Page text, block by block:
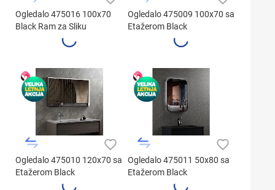
Ogledalo 475016 100x70
Black Ram za Sliku
Ogledalo 475009 100x70 sa
Etažerom Black
Ogledalo 475010 120x70 sa
Etažerom Black
Ogledalo 475011 50x80 sa
Etažerom Black